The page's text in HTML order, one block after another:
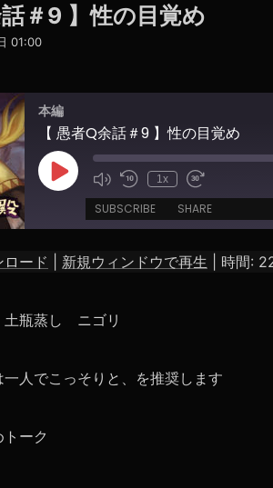
話＃9 】性の目覚め
01:00
本編
【 愚者Q余話＃9 】性の目覚め
Play
Episode
1x
SUBSCRIBE SHARE
ード 新規ウィンドウで再生 時間:
土瓶蒸し ニゴリ
人でこっそりと、を推奨します
ーク